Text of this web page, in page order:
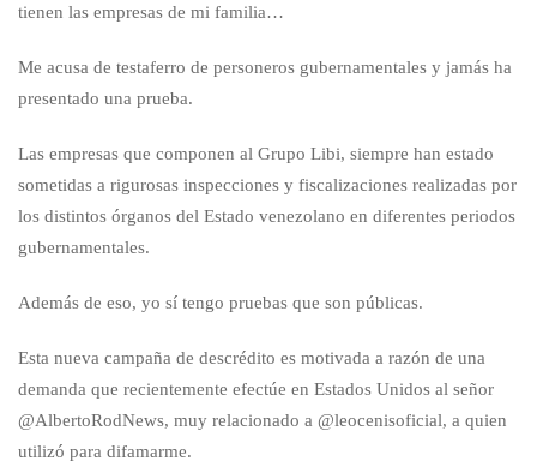
tienen las empresas de mi familia…
Me acusa de testaferro de personeros gubernamentales y jamás ha
presentado una prueba.
Las empresas que componen al Grupo Libi, siempre han estado
sometidas a rigurosas inspecciones y fiscalizaciones realizadas por
los distintos órganos del Estado venezolano en diferentes periodos
gubernamentales.
Además de eso, yo sí tengo pruebas que son públicas.
Esta nueva campaña de descrédito es motivada a razón de una
demanda que recientemente efectúe en Estados Unidos al señor
@AlbertoRodNews, muy relacionado a @leocenisoficial, a quien
utilizó para difamarme.